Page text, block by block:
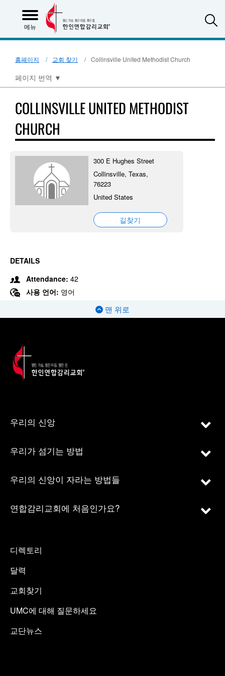
메뉴
홈페이지 교회 찾기 Collinsville United Methodist Church
페이지 번역 ▼
COLLINSVILLE UNITED METHODIST
CHURCH
300 E Hughes Street
Collinsville, Texas,
76223
United States
길찾기
DETAILS
Attendance: 42
사용 언어: 영어
맨 위로
우리의 신앙
우리가 섬기는 방법
우리의 신앙이 자라는 방법들
연합감리교회에 처음인가요?
디렉토리
달력
교회찾기
UMC에 대해 질문하세요
교단뉴스